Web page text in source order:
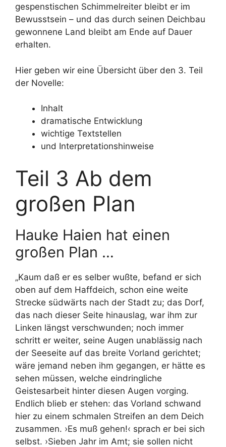
gespenstischen Schimmelreiter bleibt er im
Bewusstsein – und das durch seinen Deichbau
gewonnene Land bleibt am Ende auf Dauer
erhalten.
Hier geben wir eine Übersicht über den 3. Teil
der Novelle:
Inhalt
dramatische Entwicklung
wichtige Textstellen
und Interpretationshinweise
Teil 3 Ab dem
großen Plan
Hauke Haien hat einen
großen Plan …
„Kaum daß er es selber wußte, befand er sich
oben auf dem Haffdeich, schon eine weite
Strecke südwärts nach der Stadt zu; das Dorf,
das nach dieser Seite hinauslag, war ihm zur
Linken längst verschwunden; noch immer
schritt er weiter, seine Augen unablässig nach
der Seeseite auf das breite Vorland gerichtet;
wäre jemand neben ihm gegangen, er hätte es
sehen müssen, welche eindringliche
Geistesarbeit hinter diesen Augen vorging.
Endlich blieb er stehen: das Vorland schwand
hier zu einem schmalen Streifen an dem Deich
zusammen. ›Es muß gehen!‹ sprach er bei sich
selbst. ›Sieben Jahr im Amt; sie sollen nicht